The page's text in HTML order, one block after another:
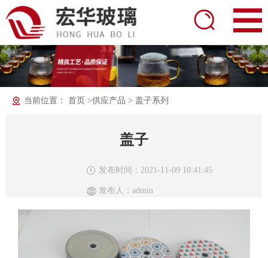
当前位置： 首页 >供应产品 > 盖子系列
盖子
发布时间：2021-11-09 10:41:45
发布人：admin